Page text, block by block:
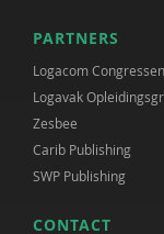
PARTNERS
Logacom Congressen
Logavak
Zesbee
Carib Publishing
SWP Publishing
CONTACT